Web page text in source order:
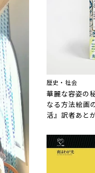
歴史・社会
華麗な容姿の
なる方法――絵
活』訳者あと